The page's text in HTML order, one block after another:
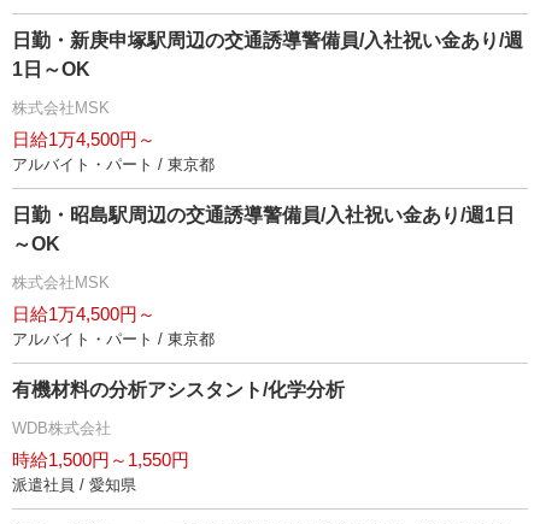
日勤・新庚申塚駅周辺の交通誘導警備員/入社祝い金あり/週
1日～OK
株式会社MSK
日給1万4,500円～
アルバイト・パート / 東京都
日勤・昭島駅周辺の交通誘導警備員/入社祝い金あり/週1日
～OK
株式会社MSK
日給1万4,500円～
アルバイト・パート / 東京都
有機材料の分析アシスタント/化学分析
WDB株式会社
時給1,500円～1,550円
派遣社員 / 愛知県